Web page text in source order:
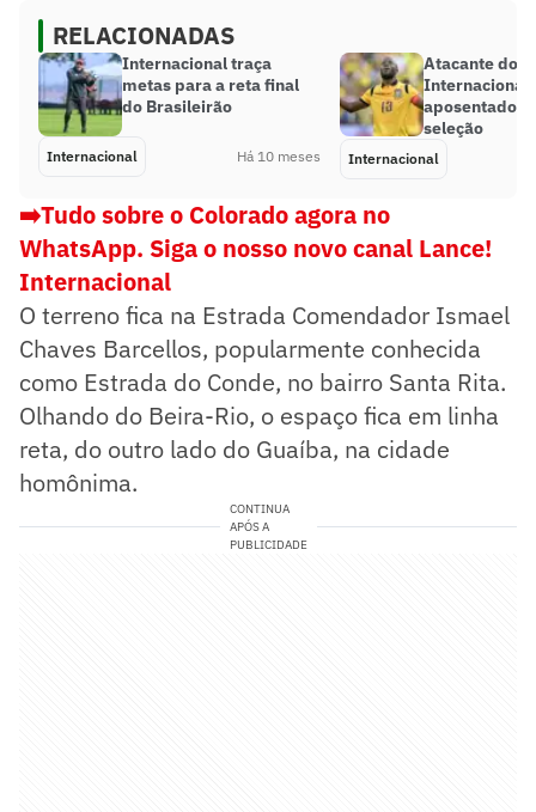
RELACIONADAS
Internacional traça
metas para a reta final
do Brasileirão
Internacional Há 10 meses
Atacante do
Internacional
seleção
Internacional
➡️Tudo sobre o Colorado agora no
WhatsApp. Siga o nosso novo canal Lance!
Internacional
O terreno fica na Estrada Comendador Ismael
Chaves Barcellos, popularmente conhecida
como Estrada do Conde, no bairro Santa Rita.
Olhando do Beira-Rio, o espaço fica em linha
reta, do outro lado do Guaíba, na cidade
homônima.
CONTINUA
APÓS A
PUBLICIDADE